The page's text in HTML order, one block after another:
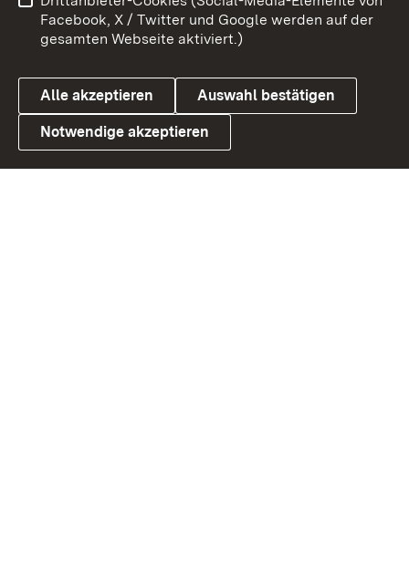
Link zum Landesportal
Barrierefreiheit
Datenschutz
Cookies
Facebook, X / Twitter und Google werden auf der
gesamten Webseite aktiviert.)
Alle akzeptieren Auswahl bestätigen
Notwendige akzeptieren